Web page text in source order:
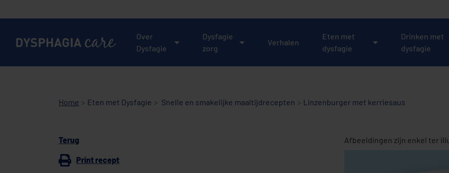
Over
Dysfagie
Dysfagie
zorg
Verhalen
Eten met
dysfagie
Drinken met
dysfagie
Home Eten met Dysfagie Snelle en smakelijke maaltijdrecepten Linzenburger met kerriesaus
Terug
Print recept
Afbeeldingen zijn enkel ter